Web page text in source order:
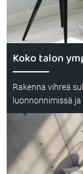
Koko talon
Rakenna vihreä
luonnonnimissä